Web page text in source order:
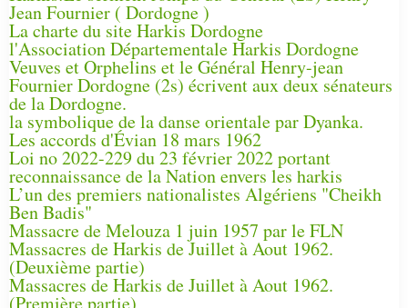
Jean Fournier ( Dordogne )
La charte du site Harkis Dordogne
l'Association Départementale Harkis Dordogne
Veuves et Orphelins et le Général Henry-jean
Fournier Dordogne (2s) écrivent aux deux sénateurs
de la Dordogne.
la symbolique de la danse orientale par Dyanka.
Les accords d'Évian 18 mars 1962
Loi no 2022-229 du 23 février 2022 portant
reconnaissance de la Nation envers les harkis
L’un des premiers nationalistes Algériens "Cheikh
Ben Badis"
Massacre de Melouza 1 juin 1957 par le FLN
Massacres de Harkis de Juillet à Aout 1962.
(Deuxième partie)
Massacres de Harkis de Juillet à Aout 1962.